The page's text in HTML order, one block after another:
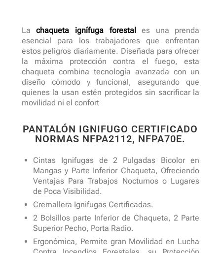
Lachaqueta ignífuga forestales una prenda
esencial para los trabajadores que enfrentan
estos peligros diariamente. Diseñada para ofrecer
la máxima protección contra el fuego, esta
chaqueta combina tecnología avanzada con un
diseño cómodo y funcional, asegurando que
quienes la usan estén protegidos sin sacrificar la
movilidad ni el confort
PANTALÓN IGNIFUGO CERTIFICADO
NORMAS NFPA2112, NFPA70E.
Cintas Ignifugas de 2 Pulgadas Bicolor en
Mangas y Parte Inferior Chaqueta, Ofreciendo
Ventajas Para Trabajos Nocturnos o Lugares
de Poca Visibilidad.
Cremallera Ignifugas Certificadas.
2 Bolsillos parte Inferior de Chaqueta, 2 Parte
Superior Pecho, Porta Radio.
Ergonómica, Permite gran Movilidad en Lucha